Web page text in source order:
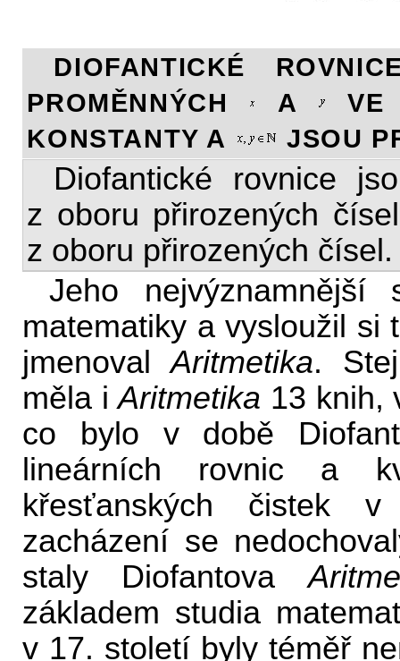
DIOFANTICKÉ
PROMĚNNÝCH
A
VE
KONSTANTY A
JSOU
Diofantické rovnice
z oboru přirozených
z oboru přirozených čísel.
Jeho
matematiky a vysloužil si
jmenovalAritmetika.
měla iAritmetika 13 knih,
co bylo v době
lineárních rovnic a
křesťanských čistek
zacházení se
staly Diofantova
základem studia
v 17. století byly téměř